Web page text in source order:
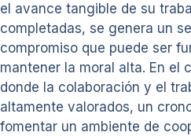
el avance tangible de su
completadas, se genera un
compromiso que puede ser
mantener la moral alta. En el
donde la colaboración y el
altamente valorados, un
fomentar un ambiente de